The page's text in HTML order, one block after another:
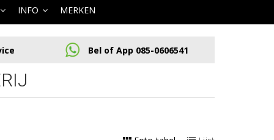
INFO MERKEN
Bel of App 085-0606541